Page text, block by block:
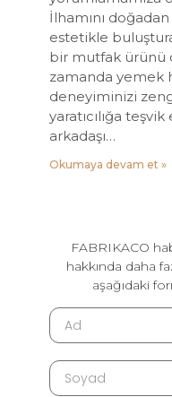
İlhamını
estetikle
bir mutfak ürünü
zamanda yemek
deneyiminizi
yaratıcılığa
arkadaşı…
Okumaya devam et »
FABRIKACO
hakkında daha
aşağıdaki